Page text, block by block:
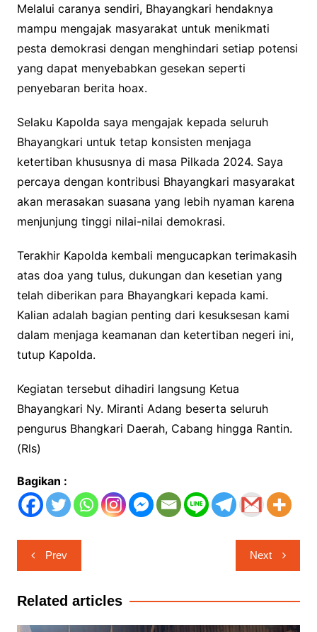
Melalui caranya sendiri, Bhayangkari hendaknya
mampu mengajak masyarakat untuk menikmati
pesta demokrasi dengan menghindari setiap potensi
yang dapat menyebabkan gesekan seperti
penyebaran berita hoax.
Selaku Kapolda saya mengajak kepada seluruh
Bhayangkari untuk tetap konsisten menjaga
ketertiban khususnya di masa Pilkada 2024. Saya
percaya dengan kontribusi Bhayangkari masyarakat
akan merasakan suasana yang lebih nyaman karena
menjunjung tinggi nilai-nilai demokrasi.
Terakhir Kapolda kembali mengucapkan terimakasih
atas doa yang tulus, dukungan dan kesetian yang
telah diberikan para Bhayangkari kepada kami.
Kalian adalah bagian penting dari kesuksesan kami
dalam menjaga keamanan dan ketertiban negeri ini,
tutup Kapolda.
Kegiatan tersebut dihadiri langsung Ketua
Bhayangkari Ny. Miranti Adang beserta seluruh
pengurus Bhangkari Daerah, Cabang hingga Rantin.
(Rls)
Bagikan :
Navigasi
pos
Prev Next
Related articles